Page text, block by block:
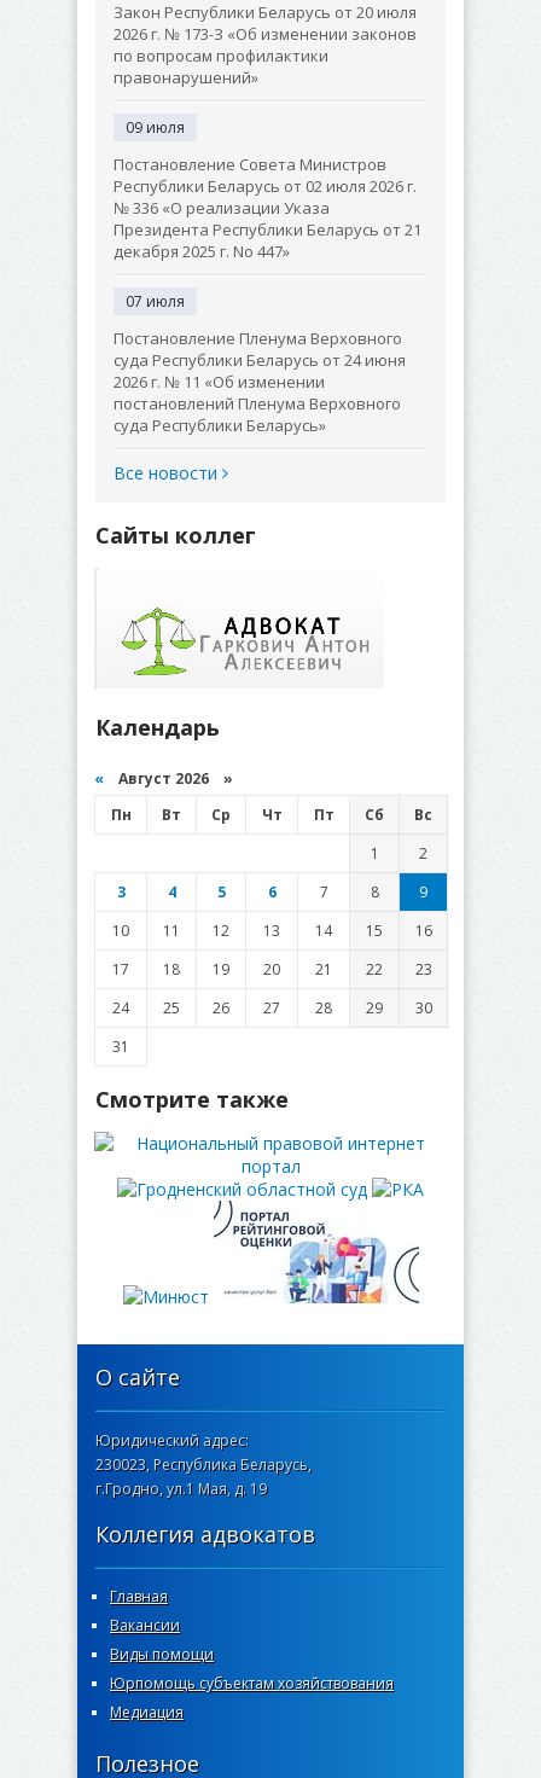
Закон Республики Беларусь от 20 июля
2026 г. № 173-З «Об изменении законов
по вопросам профилактики
правонарушений»
09 июля
Постановление Совета Министров
Республики Беларусь от 02 июля 2026 г.
№ 336 «О реализации Указа
Президента Республики Беларусь от 21
декабря 2025 г. No 447»
07 июля
Постановление Пленума Верховного
суда Республики Беларусь от 24 июня
2026 г. № 11 «Об изменении
постановлений Пленума Верховного
суда Республики Беларусь»
Все новости
Сайты коллег
Календарь
« Август 2026 »
Пн
Вт Ср Чт Пт Сб
Вс
1
2
3
4 5 6 7 8
9
10
11 12 13 14 15
16
17
18 19 20 21 22
23
24
25 26 27 28 29
30
31
Смотрите также
О сайте
Юридический адрес:
230023, Республика Беларусь,
г.Гродно, ул.1 Мая, д. 19
Коллегия адвокатов
Главная
Вакансии
Виды помощи
Юрпомощь субъектам хозяйствования
Медиация
Полезное